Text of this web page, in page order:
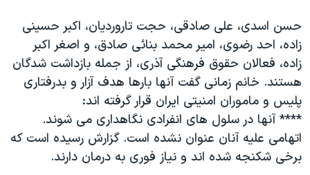
حسن اسدی، علی صادقی، حجت تاروردیان، اکبر حسینی
زاده، احد رضوی، امیر محمد بنائی صادق، و اصغر اکبر
زاده، فعالان حقوق فرهنگی آذری، از جمله بازداشت شدگان
هستند. خانم زمانی گفت آنها بارها هدف آزار و بدرفتاری
پلیس و ماموران امنیتی ایران قرار گرفته اند:
**** آنها در سلول های انفرادی نگاهداری می شوند.
اتهامی علیه آنان عنوان نشده است. گزارش رسیده است که
برخی شکنجه شده اند و نیاز فوری به درمان دارند.